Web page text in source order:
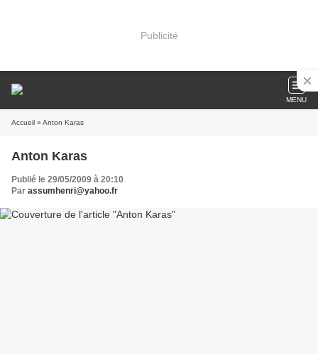
Publicité
MENU
Accueil » Anton Karas
Anton Karas
Publié le 29/05/2009 à 20:10
Par assumhenri@yahoo.fr